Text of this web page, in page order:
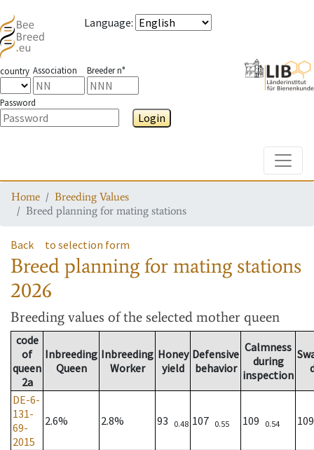
Language:
country Association Breeder n°
Password
Login
Home
Breeding Values
Breed planning for mating stations
Back to selection form
Breed planning for mating stations
2026
Breeding values of the selected mother queen
code
of
queen
2a
Inbreeding
Queen
Inbreeding
Worker
Honey
yield
Defensive
behavior
Calmness
during
inspection
DE-6-
131-
69-
2015
2.6% 2.8% 93 0.48 107 0.55 109 0.54